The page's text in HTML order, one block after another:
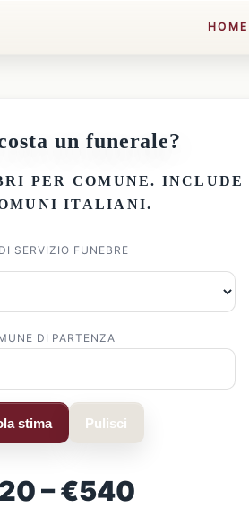
HOME
un funerale?
PER COMUNE. INCLUDE
ITALIANI.
SERVIZIO FUNEBRE
DI PARTENZA
stima Pulisci
– €540